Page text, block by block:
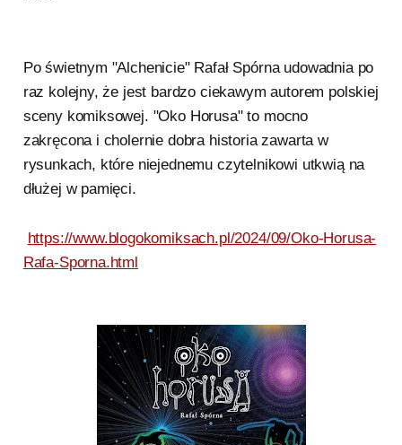
Po świetnym "Alchenicie" Rafał Spórna udowadnia po
raz kolejny, że jest bardzo ciekawym autorem polskiej
sceny komiksowej. "Oko Horusa" to mocno
zakręcona i cholernie dobra historia zawarta w
rysunkach, które niejednemu czytelnikowi utkwią na
dłużej w pamięci.
https://www.blogokomiksach.pl/2024/09/Oko-Horusa-
Rafa-Sporna.html